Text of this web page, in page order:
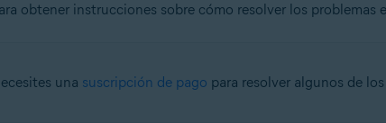
obtener instrucciones sobre cómo resolver los problemas
una suscripción de pago para resolver algunos de